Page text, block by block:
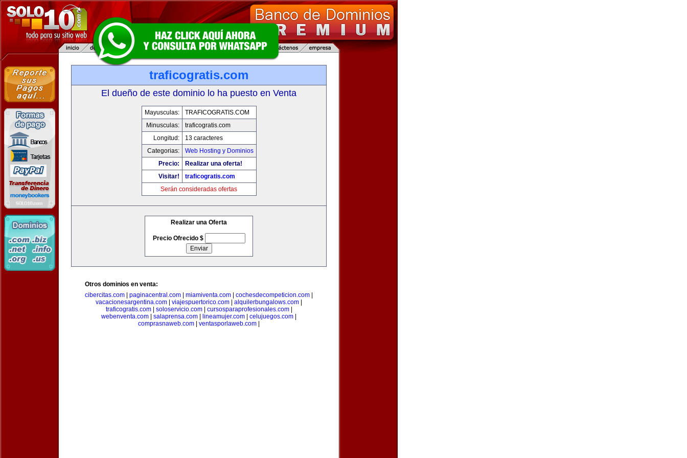
traficogratis.com
El dueño de este dominio lo ha puesto en Venta
Mayusculas:
TRAFICOGRATIS.COM
Minusculas:
traficogratis.com
Longitud:
13 caracteres
Categorias:
Web Hosting y Dominios
Precio:
Realizar una oferta!
Visitar!
traficogratis.com
Serán consideradas ofertas
Realizar una Oferta
Precio Ofrecido $
Otros dominios en venta:
cibercitas.com
paginacentral.com miamiventa.com cochesdecompeticion.com
vacacionesargentina.com
viajespuertorico.com alquilerbungalows.com
traficogratis.com| soloservicio.com| cursosparaprofesionales.com|
webenventa.com
salaprensa.com lineamujer.com celujuegos.com
comprasnaweb.com
ventasporlaweb.com